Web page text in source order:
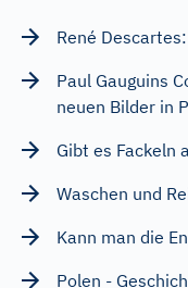
René
Paul Gauguins
neuen Bilder in
Gibt es Fackeln
Waschen und
Kann man die
Polen -